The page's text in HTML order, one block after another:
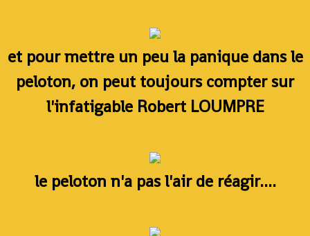
et pour mettre un peu la panique dans le
peloton, on peut toujours compter sur
l'infatigable Robert LOUMPRE
le peloton n'a pas l'air de réagir....